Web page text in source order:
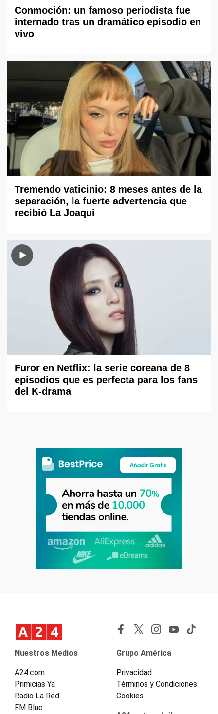
Conmoción: un famoso periodista fue
internado tras un dramático episodio en
vivo
Tremendo vaticinio: 8 meses antes de la
separación, la fuerte advertencia que
recibió La Joaqui
Furor en Netflix: la serie coreana de 8
episodios que es perfecta para los fans
del K-drama
Nuestros Medios
A24.com
Primicias Ya
Radio La Red
FM Blue
Grupo América
Privacidad
Términos y Condiciones
Cookies